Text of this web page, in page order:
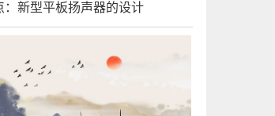
：新型平板扬声器的设计